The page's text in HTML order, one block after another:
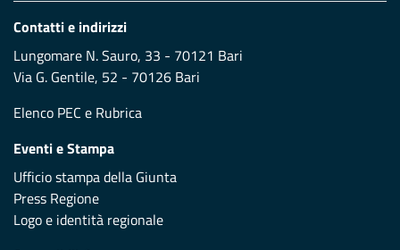
Contatti e indirizzi
Lungomare N. Sauro, 33 - 70121 Bari
Via G. Gentile, 52 - 70126 Bari
Elenco PEC e Rubrica
Eventi e Stampa
Ufficio stampa della Giunta
Press Regione
Logo e identità regionale